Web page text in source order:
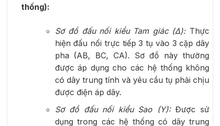
thống):
Sơ đồ đấu nối kiểu Tam giác (Δ):Thực
hiện đấu nối trực tiếp 3 tụ vào 3 cặp dây
pha (AB, BC, CA). Sơ đồ này thường
được áp dụng cho các hệ thống không
có dây trung tính và yêu cầu tụ phải chịu
được điện áp dây.
Sơ đồ đấu nối kiểu Sao (Y):Được sử
dụng trong các hệ thống có dây trung